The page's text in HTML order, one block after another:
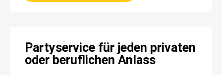
Partyservice für jeden privaten
oder beruﬂichen Anlass